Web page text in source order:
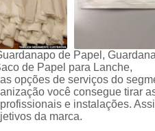
de Papel,
de Papel para Lanche,
opções de serviços do
você consegue tirar
e instalações.
da marca.